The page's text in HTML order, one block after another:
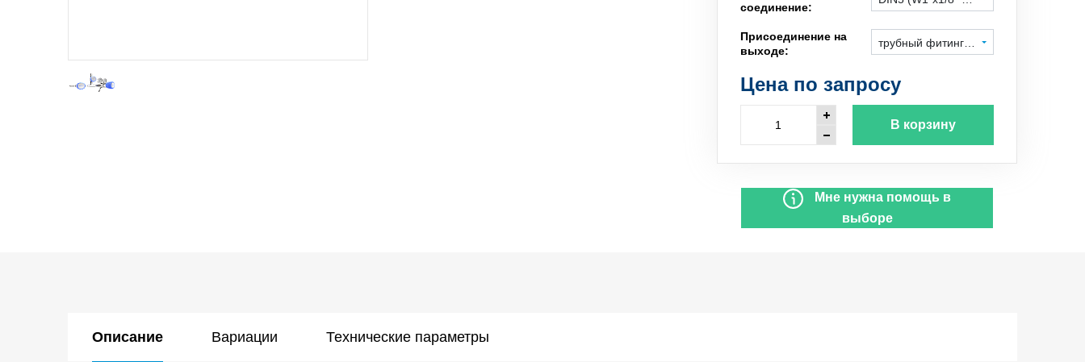
соединение:
Присоединение на
выходе:
Цена по запросу
В корзину
Мне нужна помощь в
выборе
Описание Вариации Технические параметры